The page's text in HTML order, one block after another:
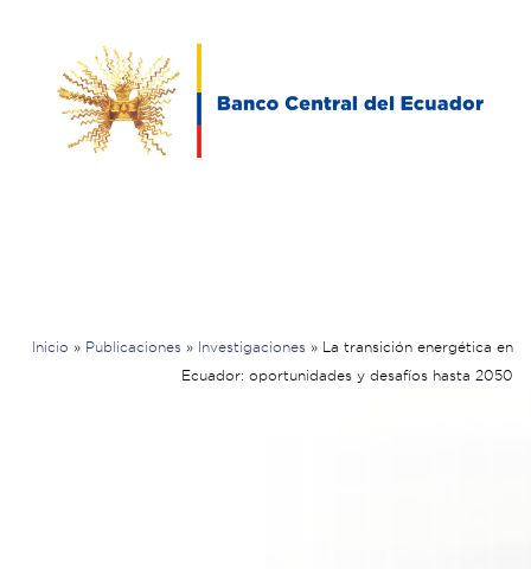
Inicio » Publicaciones » Investigaciones » La transición energética en
Ecuador: oportunidades y desafíos hasta 2050